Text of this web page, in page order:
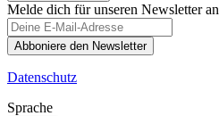
Melde dich für unseren Newsletter an
Abboniere den Newsletter
Datenschutz
Sprache